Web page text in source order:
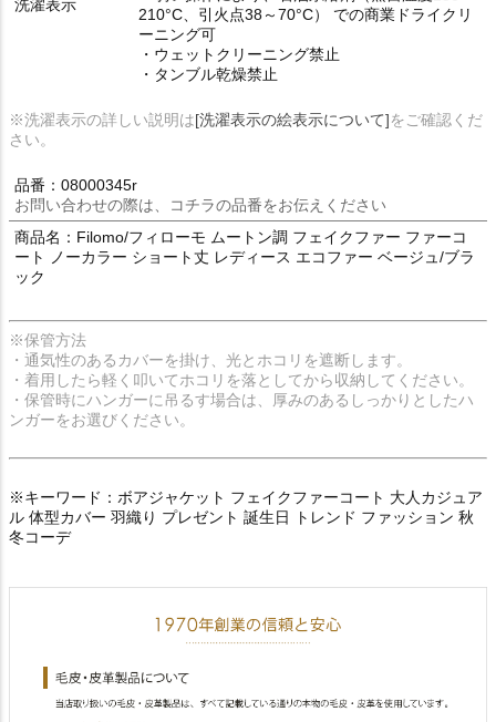
洗濯表示
210°C、引火点38～70°C） での商業ドライクリ
ーニング可
・ウェットクリーニング禁止
・タンブル乾燥禁止
※洗濯表示の詳しい説明は[洗濯表示の絵表示について]をご確認くだ
さい。
品番：08000345r
お問い合わせの際は、コチラの品番をお伝えください
商品名：Filomo/フィローモ ムートン調 フェイクファー ファーコ
ート ノーカラー ショート丈 レディース エコファー ベージュ/ブラ
ック
※保管方法
・通気性のあるカバーを掛け、光とホコリを遮断します。
・着用したら軽く叩いてホコリを落としてから収納してください。
・保管時にハンガーに吊るす場合は、厚みのあるしっかりとしたハ
ンガーをお選びください。
※キーワード：ボアジャケット フェイクファーコート 大人カジュア
ル 体型カバー 羽織り プレゼント 誕生日 トレンド ファッション 秋
冬コーデ